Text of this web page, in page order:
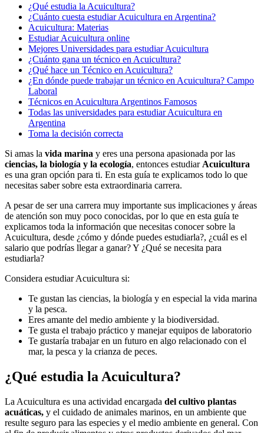
¿Qué estudia la Acuicultura?
¿Cuánto cuesta estudiar Acuicultura en Argentina?
Acuicultura: Materias
Estudiar Acuicultura online
Mejores Universidades para estudiar Acuicultura
¿Cuánto gana un técnico en Acuicultura?
¿Qué hace un Técnico en Acuicultura?
¿En dónde puede trabajar un técnico en Acuicultura? Campo
Laboral
Técnicos en Acuicultura Argentinos Famosos
Todas las universidades para estudiar Acuicultura en
Argentina
Toma la decisión correcta
Si amas la vida marina y eres una persona apasionada por las
ciencias, la biología y la ecología, entonces estudiar Acuicultura
es una gran opción para ti. En esta guía te explicamos todo lo que
necesitas saber sobre esta extraordinaria carrera.
A pesar de ser una carrera muy importante sus implicaciones y áreas
de atención son muy poco conocidas, por lo que en esta guía te
explicamos toda la información que necesitas conocer sobre la
Acuicultura, desde ¿cómo y dónde puedes estudiarla?, ¿cuál es el
salario que podrías llegar a ganar? Y ¿Qué se necesita para
estudiarla?
Considera estudiar Acuicultura si:
Te gustan las ciencias, la biología y en especial la vida marina
y la pesca.
Eres amante del medio ambiente y la biodiversidad.
Te gusta el trabajo práctico y manejar equipos de laboratorio
Te gustaría trabajar en un futuro en algo relacionado con el
mar, la pesca y la crianza de peces.
¿Qué estudia la Acuicultura?
La Acuicultura es una actividad encargada del cultivo plantas
acuáticas, y el cuidado de animales marinos, en un ambiente que
resulte seguro para las especies y el medio ambiente en general. Con